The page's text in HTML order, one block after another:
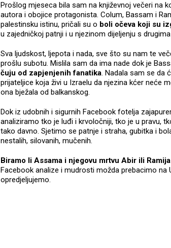
Prošlog mjeseca bila sam na književnoj večeri na
autora i obojice protagonista. Colum, Bassam i
palestinsku istinu, pričali su o boli očeva koji su
u zajedničkoj patnji i u njezinom dijeljenju s
Sva ljudskost, ljepota i nada, sve što su nam te
prošlu subotu. Mislila sam da ima nade dok je
čuju od zapjenjenih fanatika. Nadala sam se da
prijateljice koja živi u Izraelu da njezina kćer neće
ona bježala od balkanskog.
Dok iz udobnih i sigurnih Facebook fotelja
analiziramo tko je luđi i krvoločniji, tko je u pravu,
tako davno. Sjetimo se patnje i straha, gubitka i
nestalih, silovanih, mučenih.
Biramo li Assama i njegovu mrtvu Abir ili
Facebook analize i mudrosti možda prebacimo na
opredjeljujemo.